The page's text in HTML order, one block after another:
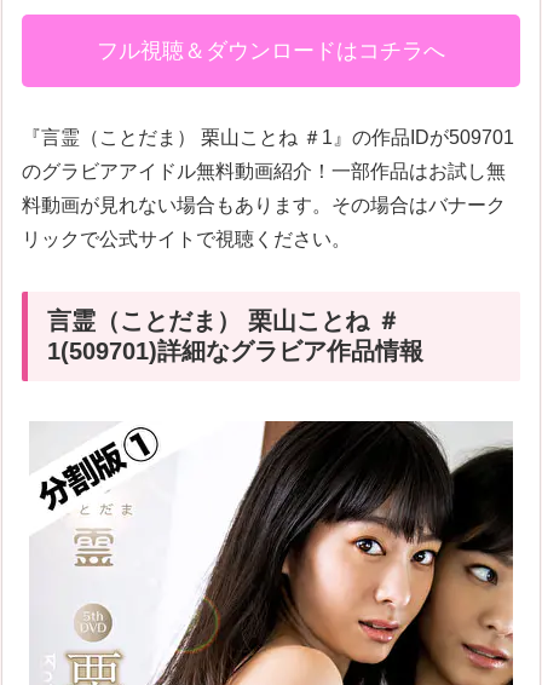
フル視聴＆ダウンロードはコチラへ
『言霊（ことだま） 栗山ことね ＃1』の作品IDが509701
のグラビアアイドル無料動画紹介！一部作品はお試し無
料動画が見れない場合もあります。その場合はバナーク
リックで公式サイトで視聴ください。
言霊（ことだま） 栗山ことね ＃
1(509701)詳細なグラビア作品情報